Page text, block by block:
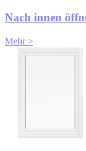
Nach innen
Mehr >